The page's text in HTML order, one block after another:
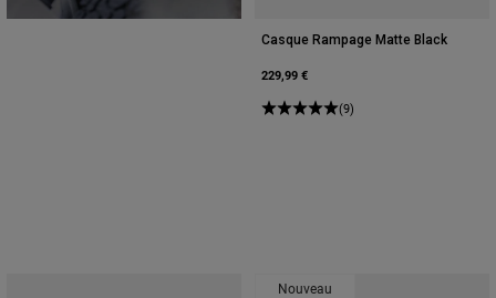
Casque Rampage Matte Black
229,99 €
(9)
Nouveau